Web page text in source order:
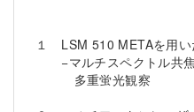
１ LSM 510 METAを用い
−マルチスペクトル共焦
多重蛍光観察